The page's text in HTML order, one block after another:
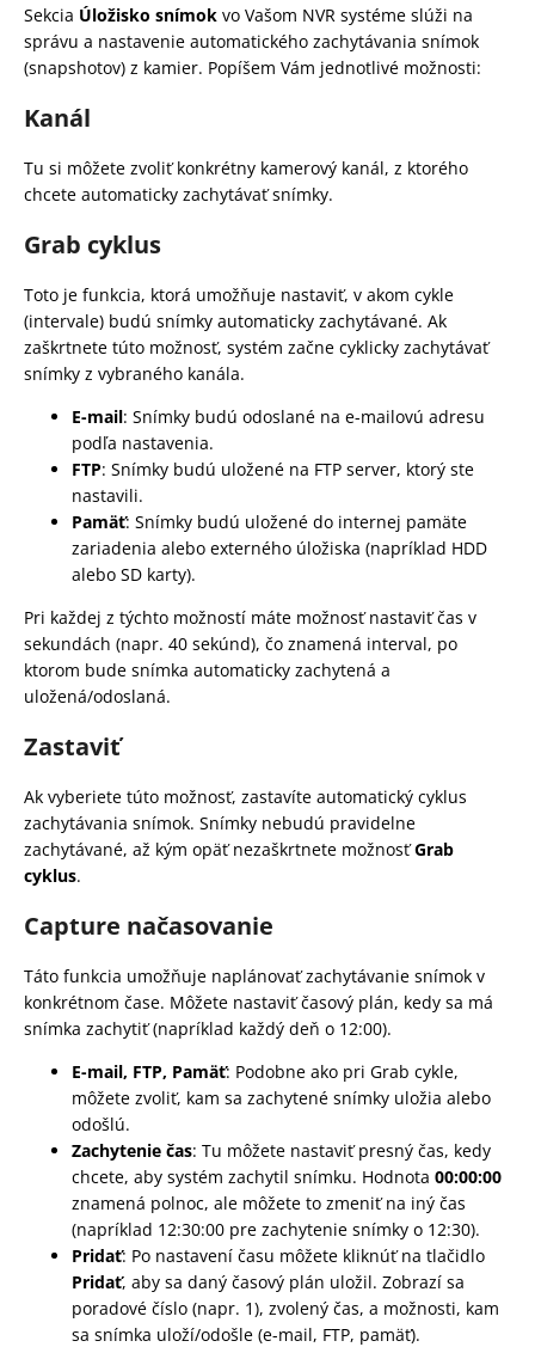
Sekcia Úložisko snímok vo Vašom NVR systéme slúži na
správu a nastavenie automatického zachytávania snímok
(snapshotov) z kamier. Popíšem Vám jednotlivé možnosti:
Kanál
Tu si môžete zvoliť konkrétny kamerový kanál, z ktorého
chcete automaticky zachytávať snímky.
Grab cyklus
Toto je funkcia, ktorá umožňuje nastaviť, v akom cykle
(intervale) budú snímky automaticky zachytávané. Ak
zaškrtnete túto možnosť, systém začne cyklicky zachytávať
snímky z vybraného kanála.
E-mail: Snímky budú odoslané na e-mailovú adresu
podľa nastavenia.
FTP: Snímky budú uložené na FTP server, ktorý ste
nastavili.
Pamäť: Snímky budú uložené do internej pamäte
zariadenia alebo externého úložiska (napríklad HDD
alebo SD karty).
Pri každej z týchto možností máte možnosť nastaviť čas v
sekundách (napr. 40 sekúnd), čo znamená interval, po
ktorom bude snímka automaticky zachytená a
uložená/odoslaná.
Zastaviť
Ak vyberiete túto možnosť, zastavíte automatický cyklus
zachytávania snímok. Snímky nebudú pravidelne
zachytávané, až kým opäť nezaškrtnete možnosťGrab
cyklus.
Capture načasovanie
Táto funkcia umožňuje naplánovať zachytávanie snímok v
konkrétnom čase. Môžete nastaviť časový plán, kedy sa má
snímka zachytiť (napríklad každý deň o 12:00).
E-mail, FTP, Pamäť: Podobne ako pri Grab cykle,
môžete zvoliť, kam sa zachytené snímky uložia alebo
odošlú.
Zachytenie čas: Tu môžete nastaviť presný čas, kedy
chcete, aby systém zachytil snímku. Hodnota 00:00:00
znamená polnoc, ale môžete to zmeniť na iný čas
(napríklad 12:30:00 pre zachytenie snímky o 12:30).
Pridať: Po nastavení času môžete kliknúť na tlačidlo
Pridať, aby sa daný časový plán uložil. Zobrazí sa
poradové číslo (napr. 1), zvolený čas, a možnosti, kam
sa snímka uloží/odošle (e-mail, FTP, pamäť).
á
j
ť
?
O
e